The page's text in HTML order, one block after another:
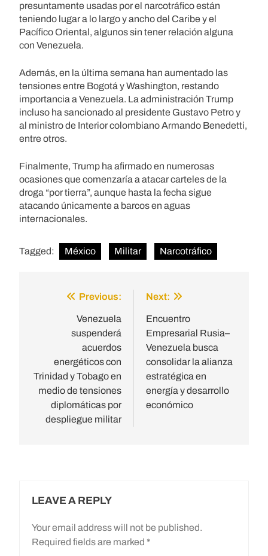
presuntamente usadas por el narcotráfico están
teniendo lugar a lo largo y ancho del Caribe y el
Pacífico Oriental, algunos sin tener relación alguna
con Venezuela.
Además, en la última semana han aumentado las
tensiones entre Bogotá y Washington, restando
importancia a Venezuela. La administración Trump
incluso ha sancionado al presidente Gustavo Petro y
al ministro de Interior colombiano Armando Benedetti,
entre otros.
Finalmente, Trump ha afirmado en numerosas
ocasiones que comenzaría a atacar carteles de la
droga “por tierra”, aunque hasta la fecha sigue
atacando únicamente a barcos en aguas
internacionales.
Tagged: México Militar Narcotráfico
navigation
Previous:
Venezuela
suspenderá
acuerdos
energéticos con
Trinidad y Tobago en
medio de tensiones
diplomáticas por
despliegue militar
Next:
Encuentro
Empresarial Rusia–
Venezuela busca
consolidar la alianza
estratégica en
energía y desarrollo
económico
LEAVE A REPLY
Your email address will not be published.
Required fields are marked *